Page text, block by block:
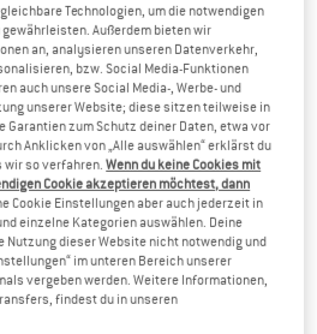
YETI COOLERS
LoadOut GoBox 30 Divider
Trennwand
Technologien, um die notwendigen
Außerdem bieten wir
an, analysieren unseren Datenverkehr,
bzw. Social Media-Funktionen
auch unsere Social Media-, Werbe- und
unserer Website; diese sitzen teilweise in
Garantien zum Schutz deiner Daten, etwa vor
Anklicken von „Alle auswählen“ erklärst du
wir so verfahren.Wenn du keine Cookies mit
Cookie akzeptieren möchtest, dann
Cookie Einstellungen aber auch jederzeit in
einzelne Kategorien auswählen. Deine
dieser Website nicht notwendig und
im unteren Bereich unserer
vergeben werden. Weitere Informationen,
findest du in unseren